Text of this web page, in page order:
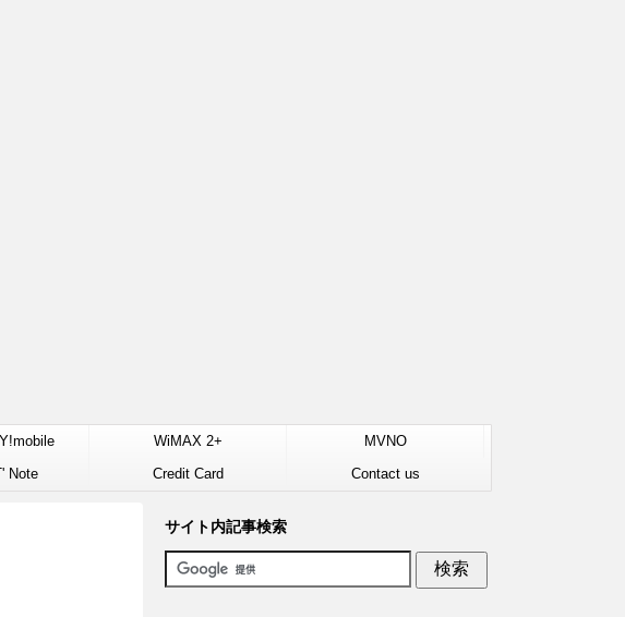
WiMAX 2+
MVNO
Note Credit Card Contact us
サイト内記事検索